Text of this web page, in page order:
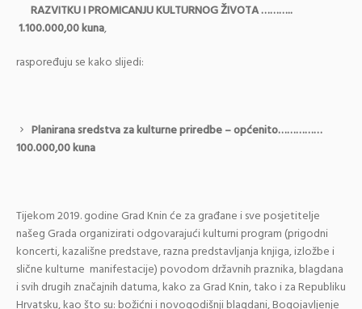
RAZVITKU I PROMICANJU KULTURNOG ŽIVOTA ………..
1.100.000,00 kuna,
raspoređuju se kako slijedi:
Planirana sredstva za kulturne priredbe – općenito……………
100.000,00 kuna
Tijekom 2019. godine Grad Knin će za građane i sve posjetitelje
našeg Grada organizirati odgovarajući kulturni program (prigodni
koncerti, kazališne predstave, razna predstavljanja knjiga, izložbe i
slične kulturne manifestacije) povodom državnih praznika, blagdana
i svih drugih značajnih datuma, kako za Grad Knin, tako i za Republiku
Hrvatsku, kao što su: božićni i novogodišnji blagdani, Bogojavljenje